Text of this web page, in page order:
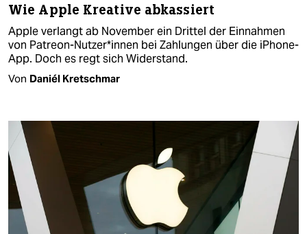
Wie Apple Kreative abkassiert
Apple verlangt ab November ein Drittel der Einnahmen
von Patreon-Nutzer*innen bei Zahlungen über die iPhone-
App. Doch es regt sich Widerstand.
Von Daniél Kretschmar